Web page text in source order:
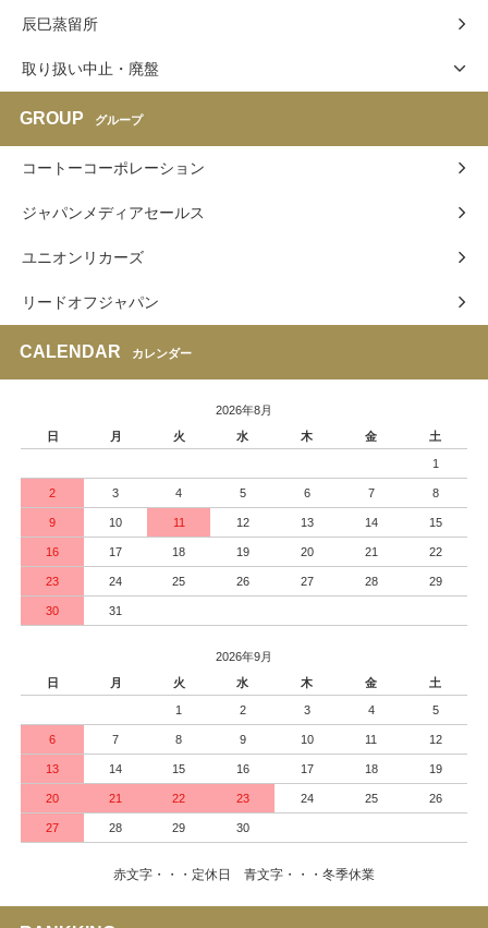
辰巳蒸留所
取り扱い中止・廃盤
GROUP グループ
コートーコーポレーション
ジャパンメディアセールス
ユニオンリカーズ
リードオフジャパン
CALENDAR カレンダー
2026年8月
日
月 火 水 木 金 土
1
2 3 4 5 6 7 8
9 10 11 12 13 14 15
16 17 18 19 20 21 22
23 24 25 26 27 28 29
30 31
2026年9月
日
月 火 水 木 金 土
1 2 3 4 5
6 7 8 9 10 11 12
13 14 15 16 17 18 19
20 21 22 23 24 25 26
27 28 29 30
赤文字・・・定休日 青文字・・・冬季休業